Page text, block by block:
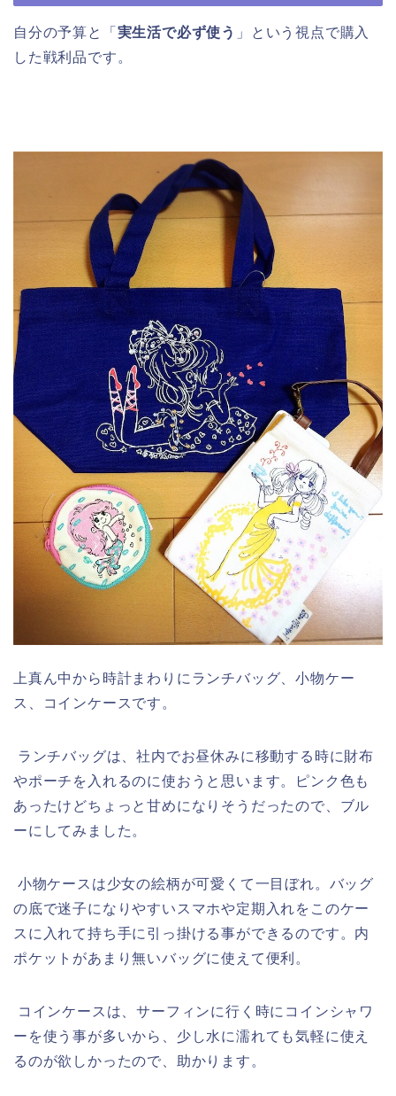
自分の予算と「 実生活で必ず使う 」という視点で購入
した戦利品です。
上真ん中から時計まわりにランチバッグ、小物ケー
ス、コインケースです。
ランチバッグは、社内でお昼休みに移動する時に財布
やポーチを入れるのに使おうと思います。ピンク色も
あったけどちょっと甘めになりそうだったので、ブル
ーにしてみました。
小物ケースは少女の絵柄が可愛くて一目ぼれ。バッグ
の底で迷子になりやすいスマホや定期入れをこのケー
スに入れて持ち手に引っ掛ける事ができるのです。内
ポケットがあまり無いバッグに使えて便利。
コインケースは、サーフィンに行く時にコインシャワ
ーを使う事が多いから、少し水に濡れても気軽に使え
るのが欲しかったので、助かります。